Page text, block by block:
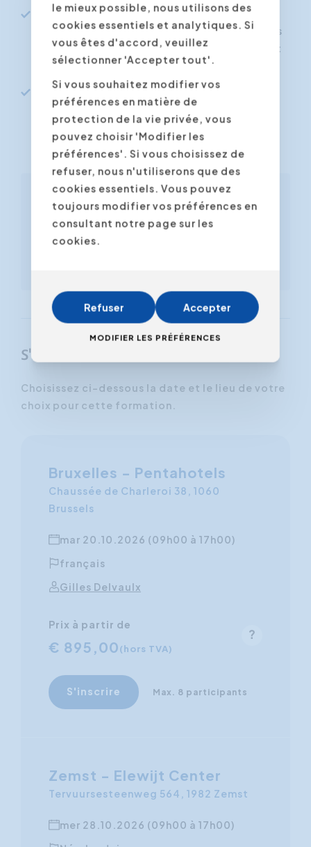
A utiliser les outils et les notions adéquats
afin d'atteindre les résultats souhaités plus
facilement et par le biais d'un encadrement
et d'un contrôle
A appliquer les méthodes d'inspiration, de
motivation et de coaching permettant de
réaliser vos objectifs et ceux de votre
équipe.
Manuel gratuit inclus 'Les
premiers pas du leadership'
S'inscrire
Choisissez ci-dessous la date et le lieu de votre
choix pour cette formation.
Bruxelles - Pentahotels
Chaussée de Charleroi 38, 1060
Brussels
mar 20.10.2026 (09h00 à 17h00)
français
Gilles Delvaulx
Prix à partir de
€ 895,00(hors TVA)
S'inscrire Max. 8 participants
Zemst - Elewijt Center
Tervuursesteenweg 564, 1982 Zemst
mer 28.10.2026 (09h00 à 17h00)
le mieux possible, nous utilisons des
cookies essentiels et analytiques. Si
vous êtes d'accord, veuillez
sélectionner 'Accepter tout'.
Si vous souhaitez modifier vos
préférences en matière de
protection de la vie privée, vous
pouvez choisir 'Modifier les
préférences'. Si vous choisissez de
refuser, nous n'utiliserons que des
cookies essentiels. Vous pouvez
toujours modifier vos préférences en
consultant notre page sur les
cookies.
Refuser Accepter
MODIFIER LES PRÉFÉRENCES